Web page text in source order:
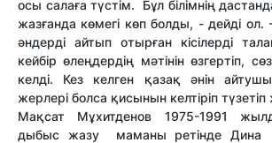
осы салаға түстім. Бұл білімнің
жазғанда көмегі көп болды, - дейді
әндерді айтып отырған кісілерді
кейбір өлеңдердің мәтінін өзгертіп,
келді. Кез келген қазақ әнін
жерлері болса қисынын келтіріп түзетіп
Мақсат Мұхитденов 1975-1991
дыбыс жазу маманы ретінде Дина